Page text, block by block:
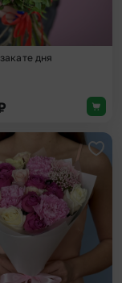
дня